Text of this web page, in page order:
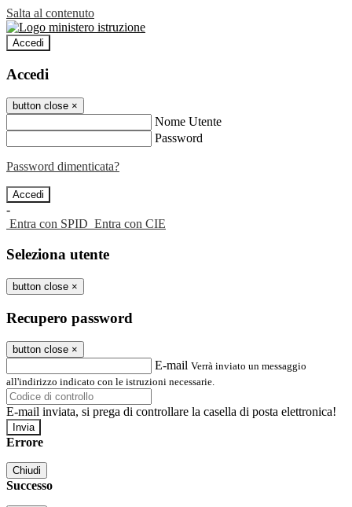
Salta al contenuto
Accedi
Accedi
button close ×
Nome Utente
Password
Password dimenticata?
-
Entra con SPID Entra con CIE
Seleziona utente
button close ×
Recupero password
button close ×
E-mail Verrà inviato un messaggio
all'indirizzo indicato con le istruzioni necessarie.
E-mail inviata, si prega di controllare la casella di posta elettronica!
Errore
Chiudi
Successo